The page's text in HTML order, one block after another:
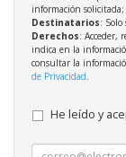
información solicitada;
Destinatarios:
Derechos: Acceder,
indica en la
consultar la
de Privacidad
He leído y